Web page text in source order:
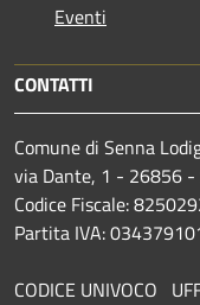
Eventi
CONTATTI
Comune di Senna
via Dante, 1 - 26856 -
Codice Fiscale:
Partita IVA:
CODICE UNIVOCO